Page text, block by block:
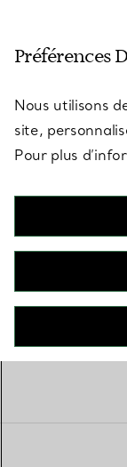
Préférences
Nous utilisons
site,
Pour plus